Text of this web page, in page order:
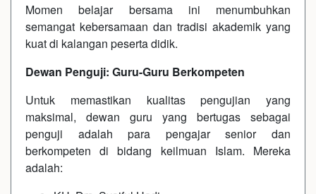
Momen belajar bersama ini menumbuhkan
semangat kebersamaan dan tradisi akademik yang
kuat di kalangan peserta didik.
Dewan Penguji: Guru-Guru Berkompeten
Untuk memastikan kualitas pengujian yang
maksimal, dewan guru yang bertugas sebagai
penguji adalah para pengajar senior dan
berkompeten di bidang keilmuan Islam. Mereka
adalah: